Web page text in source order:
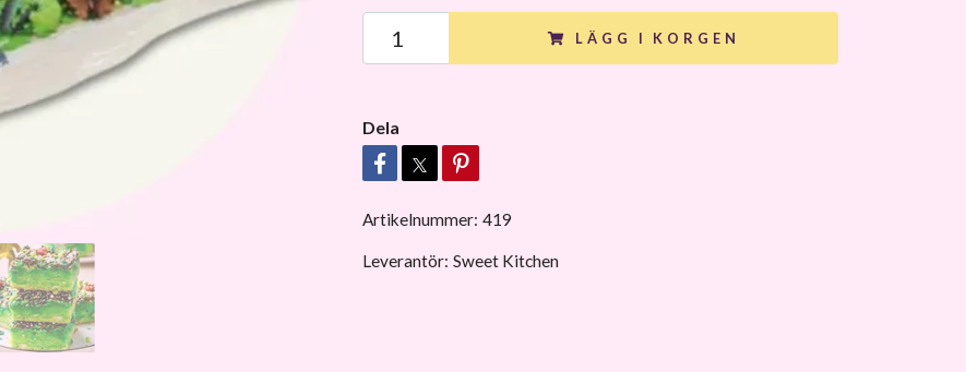
LÄGG I KORGEN
Dela
Artikelnummer: 419
Leverantör: Sweet Kitchen